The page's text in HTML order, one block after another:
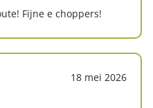
Fijne e choppers!
18 mei 2026